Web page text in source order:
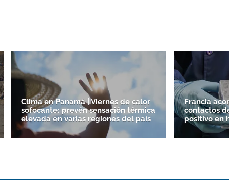
Clima en Panamá | Viernes de calor
sofocante: prevén sensación térmica
elevada en varias regiones del país
Francia
contactos
positivo en